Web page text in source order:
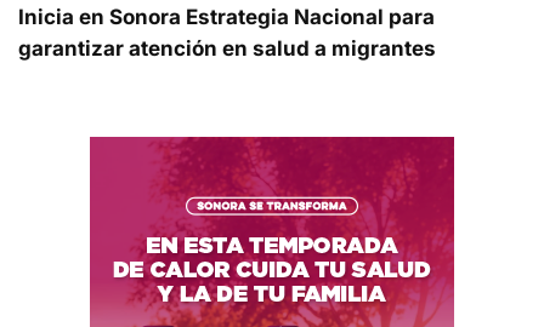
Inicia en Sonora Estrategia Nacional para
garantizar atención en salud a migrantes